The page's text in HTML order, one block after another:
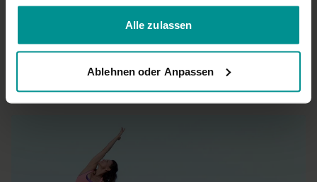
gesammelt haben.
Alle zulassen
Ablehnen oder Anpassen
Mehr laden
Ähnliche Videos